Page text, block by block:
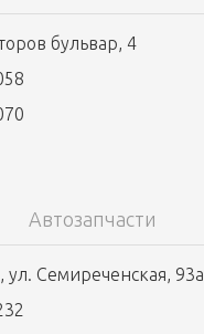
бульвар, 4
Автозапчасти
ул. Семиреченская, 93а